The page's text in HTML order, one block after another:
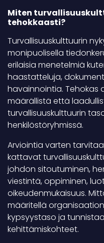
Miten
tehokkaasti?
Turvallisuuskulttuurin
monipuolisella
erilaisia menetelmiä
haastatteluja,
havainnointia. Tehokas
määrällistä että
turvallisuuskulttuurin
henkilöstöryhmissä.
Arviointia varten
kattavat
johdon sitoutuminen,
viestintä, oppiminen,
oikeudenmukaisuus.
määritellä
kypsyystaso ja
kehittämiskohteet.